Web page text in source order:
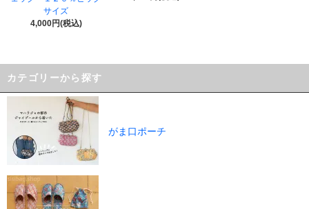
サイズ
4,000円(税込)
カテゴリーから探す
がま口ポーチ